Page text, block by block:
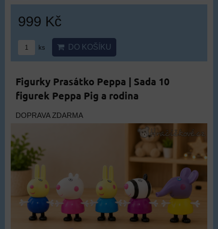
999 Kč
ks DO KOŠÍKU
Figurky Prasátko Peppa | Sada 10
figurek Peppa Pig a rodina
DOPRAVA ZDARMA